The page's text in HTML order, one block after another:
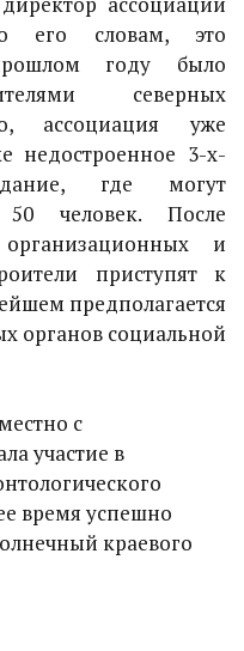
его словам, это
году было
северных
ассоциация уже
недостроенное 3-х-
где могут
50 человек. После
и
приступят к
предполагается
органов социальной
с
участие в
время успешно
краевого